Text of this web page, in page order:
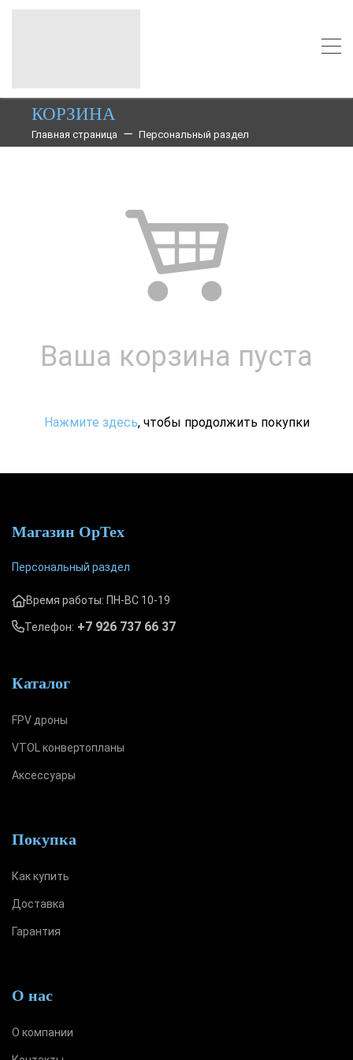
КОРЗИНА
Главная страница Персональный раздел
Ваша корзина пуста
Нажмите здесь, чтобы продолжить покупки
Магазин ОрТех
Персональный раздел
Время работы: ПН-ВС 10-19
Телефон: +7 926 737 66 37
Каталог
FPV дроны
VTOL конвертопланы
Аксессуары
Покупка
Как купить
Доставка
Гарантия
О нас
О компании